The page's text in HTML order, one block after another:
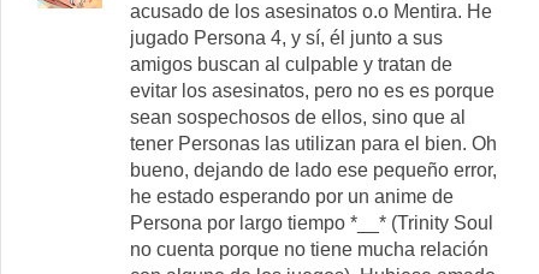
acusado de los asesinatos o.o Mentira. He
jugado Persona 4, y sí, él junto a sus
amigos buscan al culpable y tratan de
evitar los asesinatos, pero no es es porque
sean sospechosos de ellos, sino que al
tener Personas las utilizan para el bien. Oh
bueno, dejando de lado ese pequeño error,
he estado esperando por un anime de
Persona por largo tiempo *__* (Trinity Soul
no cuenta porque no tiene mucha relación